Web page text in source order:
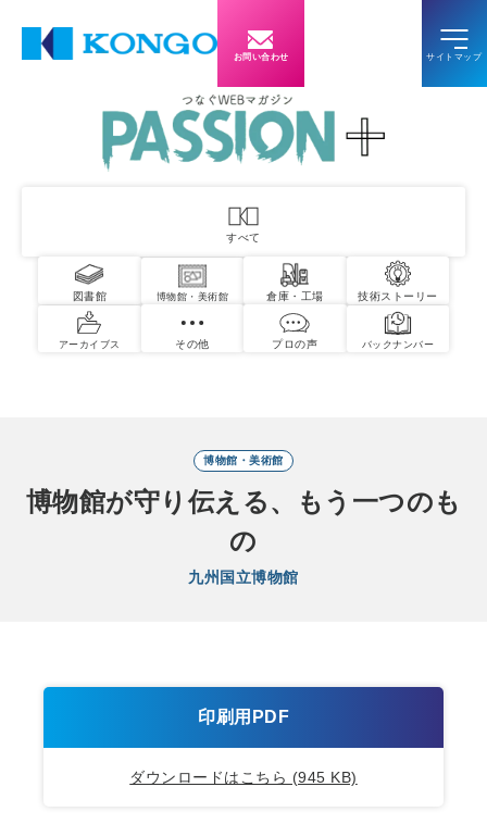
お問い合わせ
すべて
図書館 博物館・美術館 倉庫・工場 技術ストーリー
アーカイブス その他 プロの声 バックナンバー
博物館・美術館
博物館が守り伝える、もう一つのも
の
九州国立博物館
印刷用PDF
ダウンロードはこちら (945 KB)